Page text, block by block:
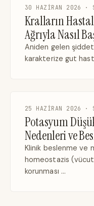
30 HAZIRAN 2026 ·
Kralların
Ağrıyla Nasıl
Aniden gelen
karakterize gut
25 HAZIRAN 2026 ·
Potasyum
Nedenleri ve
Klinik beslenme ve
homeostazis (vücut
korunması …